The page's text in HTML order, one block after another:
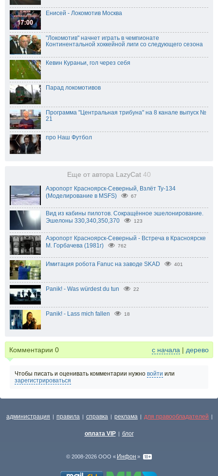
Енисей - Локомотив Москва
"Локомотив" начнет играть в чемпионате
Континентальной хоккейной лиги со следующего сезона
Кевин Кураньи, гол через себя
Парад локомотивов
Программа "Центральная трибуна" на 8 канале выпуск №
21
про Наш Футбол
Еще от автора LazyCat 40
Аэропорт Красноярск-Северный, Взлёт Ту-134
(Моделирование в MSFS)
67
Вид из кабины пилотов. Cокращённое эшелонирование.
Эшелоны 330,340,350,370
123
Аэропорт Красноярск-Северный - Встреча в Красноярске
М. Горбачева (1981г)
762
Имитация робота Fanuc на заводе SKAD 401
Panik! - Was würdest du tun 22
Panik! - Lass mich fallen 18
Комментарии 0 с начала | дерево
Чтобы писать и оценивать комментарии нужно войти или
зарегистрироваться
администрация | правила | справка | реклама | для правообладателей |
оплата VIP | блог
© 2008-2026 ООО « Инфон »